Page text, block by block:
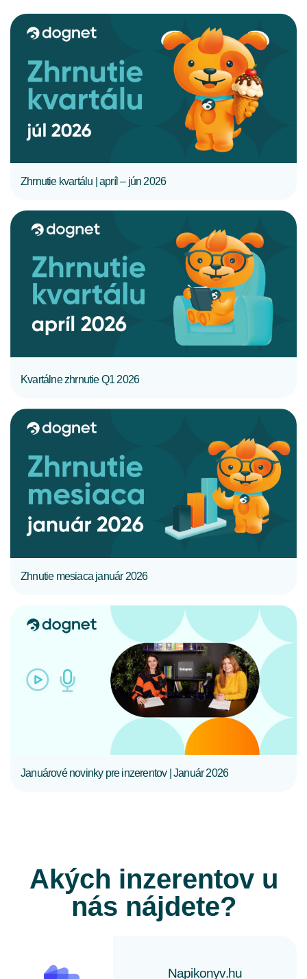
Zhrnutie kvartálu | apríl – jún 2026
Kvartálne zhrnutie Q1 2026
Zhnutie mesiaca január 2026
CELÝ ČLÁNOK
Januárové novinky pre inzerentov | Január 2026
Akých inzerentov u
nás nájdete?
Napikonyv.hu